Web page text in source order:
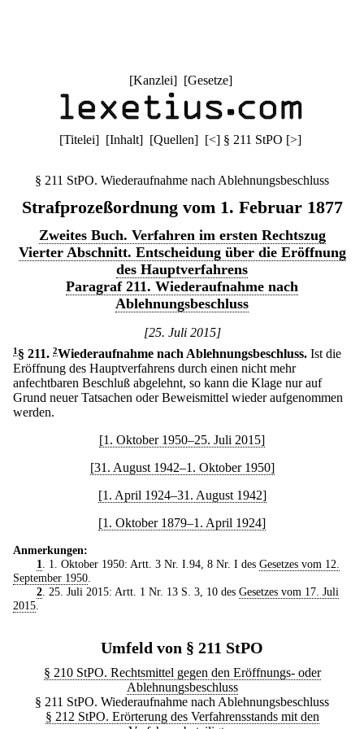
[Kanzlei] [Gesetze]
[Titelei] [Inhalt] [Quellen] [<] § 211 StPO [>]
§ 211 StPO. Wiederaufnahme nach Ablehnungsbeschluss
Strafprozeßordnung vom 1. Februar 1877
Zweites Buch. Verfahren im ersten Rechtszug
Vierter Abschnitt. Entscheidung über die Eröffnung
des Hauptverfahrens
Paragraf 211. Wiederaufnahme nach
Ablehnungsbeschluss
[25. Juli 2015]
1 § 211. 2Wiederaufnahme nach Ablehnungsbeschluss. Ist die
Eröffnung des Hauptverfahrens durch einen nicht mehr
anfechtbaren Beschluß abgelehnt, so kann die Klage nur auf
Grund neuer Tatsachen oder Beweismittel wieder aufgenommen
werden.
[1. Oktober 1950–25. Juli 2015]
[31. August 1942–1. Oktober 1950]
[1. April 1924–31. August 1942]
[1. Oktober 1879–1. April 1924]
Anmerkungen:
1
. 1. Oktober 1950: Artt. 3 Nr. I.94, 8 Nr. I des Gesetzes vom 12.
September 1950
2. 25. Juli 2015: Artt. 1 Nr. 13 S. 3, 10 des Gesetzes vom 17. Juli
2015
Umfeld von § 211 StPO
§ 210 StPO. Rechtsmittel gegen den Eröffnungs- oder
Ablehnungsbeschluss
§ 211 StPO. Wiederaufnahme nach Ablehnungsbeschluss
§ 212 StPO. Erörterung des Verfahrensstands mit den